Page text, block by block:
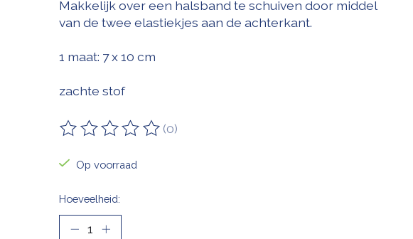
Makkelijk over een halsband te schuiven door middel
van de twee elastiekjes aan de achterkant.
1 maat: 7 x 10 cm
zachte stof
De beoordeling van dit product is
(0)
Op voorraad
Hoeveelheid: